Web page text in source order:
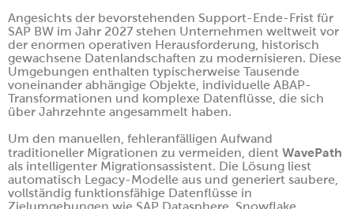
PERFORMER SUITE
DOCU PERFORMER
SYSTEM SCOUT
MIGRATION BOOSTER
TRANSLATION STEWARD
Knopfdruck!
MIGRATION BOOSTER
Beschleunigen Sie Ihre
BW/4HANA-Migration!
STEWARD
Übersetzen Sie mühelos
Ihr
SAP BW-System!
Angesichts der bevorstehenden Support-Ende-Frist für
SAP BW im Jahr 2027 stehen Unternehmen weltweit vor
der enormen operativen Herausforderung, historisch
gewachsene Datenlandschaften zu modernisieren. Diese
Umgebungen enthalten typischerweise Tausende
voneinander abhängige Objekte, individuelle ABAP-
Transformationen und komplexe Datenflüsse, die sich
über Jahrzehnte angesammelt haben.
Um den manuellen, fehleranfälligen Aufwand
traditioneller Migrationen zu vermeiden, dient WavePath
als intelligenter Migrationsassistent. Die Lösung liest
automatisch Legacy-Modelle aus und generiert saubere,
vollständig funktionsfähige Datenflüsse in
Zielumgebungen wie SAP Datasphere, Snowflake,